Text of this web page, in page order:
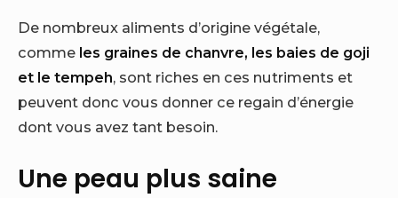
De nombreux aliments d’origine végétale,
comme les graines de chanvre, les baies de goji
et le tempeh, sont riches en ces nutriments et
peuvent donc vous donner ce regain d’énergie
dont vous avez tant besoin.
Une peau plus saine